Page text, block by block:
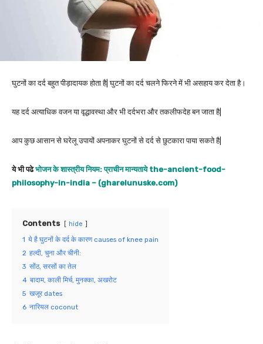
घुटनों का दर्द बहुत पीड़ादायक होता है| घुटनों का दर्द चलने फिरने में भी असहाय कर देता है।
यह दर्द अत्याधिक वजन या वृद्धावस्था और भी दर्दभरा और तकलीफदेह बन जाता है|
आप कुछ आसान से घरेलू उपायों अपनाकर घुटनों से दर्द से छुटकारा पाया सकते है|
ये भी पढेभोजन के शास्त्रीय नियम: प्राचीन मान्यताये the-ancient-food-
philosophy-in-india – (gharelunuske.com)
Contents hide
1 ये है घुटनों के दर्द के कारण causes of knee pain
2 हल्दी, चुना और चीनी:
3 सोंठ, सरसों का तेल
4 बादाम, काली मिर्च, मुनक्का, अखरोट
5 खजूर dates
6 नारियल coconut